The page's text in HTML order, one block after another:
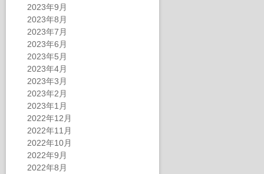
2023年9月
2023年8月
2023年7月
2023年6月
2023年5月
2023年4月
2023年3月
2023年2月
2023年1月
2022年12月
2022年11月
2022年10月
2022年9月
2022年8月